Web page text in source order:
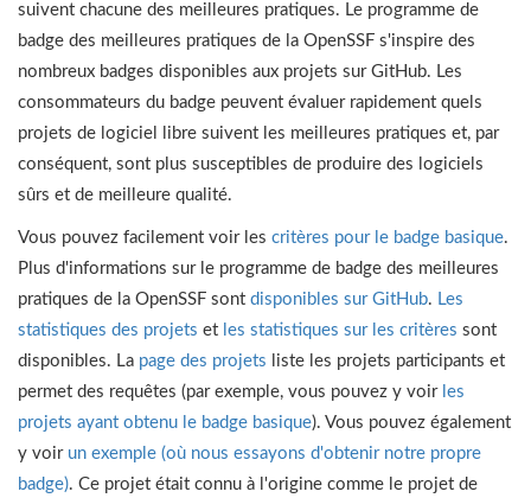
suivent chacune des meilleures pratiques. Le programme de
badge des meilleures pratiques de la OpenSSF s'inspire des
nombreux badges disponibles aux projets sur GitHub. Les
consommateurs du badge peuvent évaluer rapidement quels
projets de logiciel libre suivent les meilleures pratiques et, par
conséquent, sont plus susceptibles de produire des logiciels
sûrs et de meilleure qualité.
Vous pouvez facilement voir les critères pour le badge basique.
Plus d'informations sur le programme de badge des meilleures
pratiques de la OpenSSF sont disponibles sur GitHub. Les
statistiques des projets et les statistiques sur les critères sont
disponibles. La page des projets liste les projets participants et
permet des requêtes (par exemple, vous pouvez y voir les
projets ayant obtenu le badge basique). Vous pouvez également
y voir un exemple (où nous essayons d'obtenir notre propre
badge). Ce projet était connu à l'origine comme le projet de